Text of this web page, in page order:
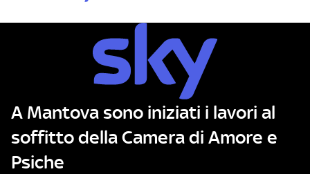
A Mantova sono iniziati i lavori al
soffitto della Camera di Amore e
Psiche